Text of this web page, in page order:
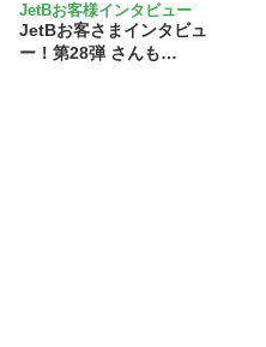
JetBお客様インタビュー
JetBお客さまインタビュ
ー！第28弾 さんも…